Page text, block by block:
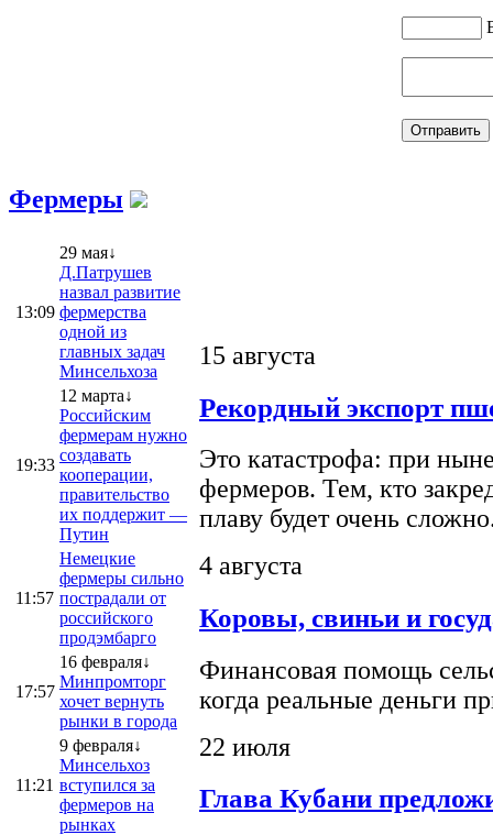
Фермеры
13:09
29 мая↓
Д.Патрушев
назвал развитие
фермерства
одной из
главных задач
Минсельхоза
19:33
12 марта↓
Российским
фермерам нужно
создавать
кооперации,
правительство
их поддержит —
Путин
11:57
Немецкие
фермеры сильно
пострадали от
российского
продэмбарго
17:57
16 февраля↓
Минпромторг
хочет вернуть
рынки в города
11:21
9 февраля↓
Минсельхоз
вступился за
фермеров на
рынках
15 августа
Рекордный экспорт
Это катастрофа: при
фермеров. Тем, кто
плаву будет очень
4 августа
Коровы, свиньи и
Финансовая помощь
когда реальные деньги
22 июля
Глава Кубани